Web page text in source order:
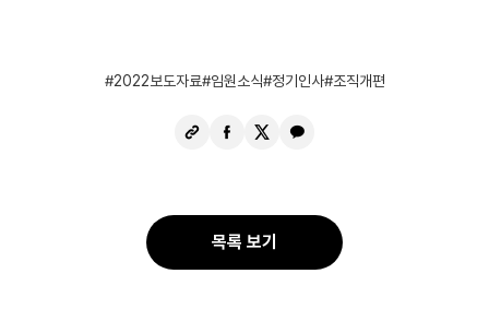
2022보도자료 임원소식 정기인사 조직개편
URL
페
공
X
카
목록 보기